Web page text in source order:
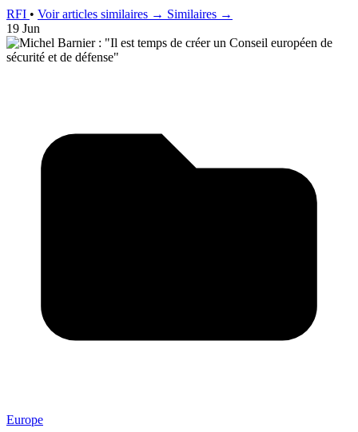
RFI • Voir articles similaires → Similaires →
19 Jun
Europe